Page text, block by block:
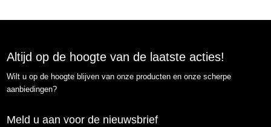
Altijd op de hoogte van de laatste acties!
Wilt u op de hoogte blijven van onze producten en onze scherpe
aanbiedingen?
Meld u aan voor de nieuwsbrief